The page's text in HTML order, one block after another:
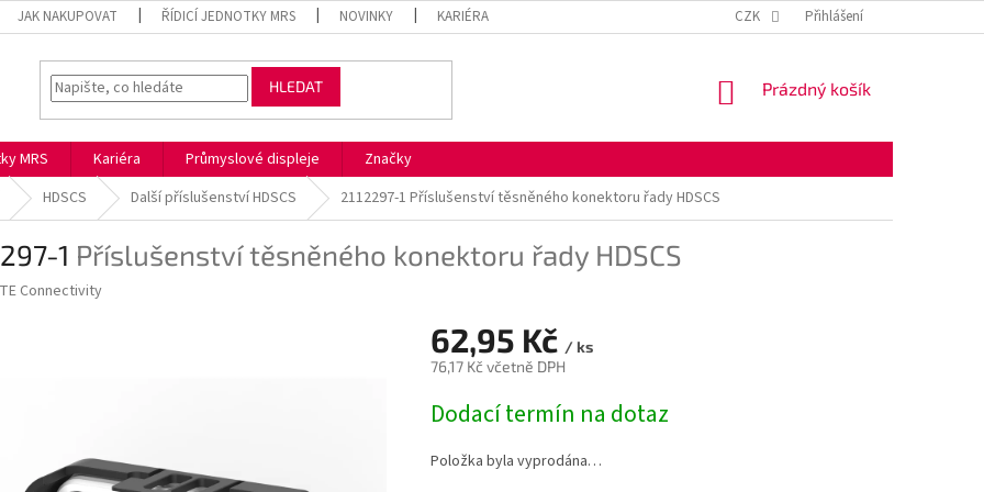
JAK NAKUPOVAT ŘÍDICÍ JEDNOTKY MRS NOVINKY KARIÉRA OBCHODNÍ PODMÍNKY
CZK Přihlášení
HLEDAT
NÁKUPNÍ
Prázdný košík
MRS Kariéra Průmyslové displeje
Značky
HDSCS Další příslušenství HDSCS 2112297-1 Příslušenství těsněného konektoru řady HDSCS
1 Příslušenství těsněného konektoru řady HDSCS
TE Connectivity
62,95 Kč / ks
76,17 Kč včetně DPH
cena:
Dodací termín na dotaz
Položka byla vyprodána…